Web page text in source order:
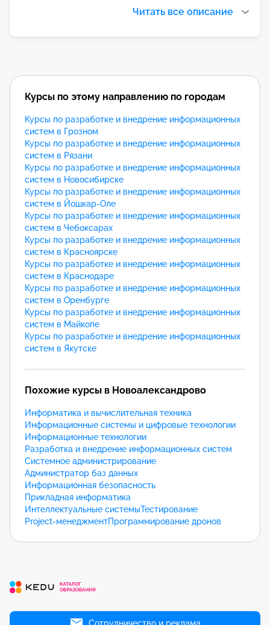
Читать все описание
Курсы по этому направлению по городам
Курсы по разработке и внедрение информационных
систем в Грозном
Курсы по разработке и внедрение информационных
систем в Рязани
Курсы по разработке и внедрение информационных
систем в Новосибирске
Курсы по разработке и внедрение информационных
систем в Йошкар-Оле
Курсы по разработке и внедрение информационных
систем в Чебоксарах
Курсы по разработке и внедрение информационных
систем в Красноярске
Курсы по разработке и внедрение информационных
систем в Краснодаре
Курсы по разработке и внедрение информационных
систем в Оренбурге
Курсы по разработке и внедрение информационных
систем в Майкопе
Курсы по разработке и внедрение информационных
систем в Якутске
Похожие курсы в Новоалександрово
Информатика и вычислительная техника
Информационные системы и цифровые технологии
Информационные технологии
Разработка и внедрение информационных систем
Системное администрирование
Администратор баз данных
Информационная безопасность
Прикладная информатика
Интеллектуальные системыТестирование
Project-менеджментПрограммирование дронов